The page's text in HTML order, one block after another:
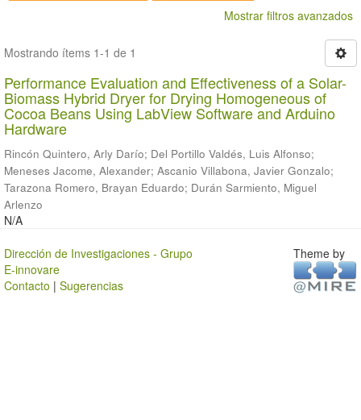
Mostrar filtros avanzados
Mostrando ítems 1-1 de 1
Performance Evaluation and Effectiveness of a Solar-
Biomass Hybrid Dryer for Drying Homogeneous of
Cocoa Beans Using LabView Software and Arduino
Hardware
Rincón Quintero, Arly Darío; Del Portillo Valdés, Luis Alfonso;
Meneses Jacome, Alexander; Ascanio Villabona, Javier Gonzalo;
Tarazona Romero, Brayan Eduardo; Durán Sarmiento, Miguel
Arlenzo
N/A
Dirección de Investigaciones - Grupo
E-innovare
Contacto | Sugerencias
Theme by